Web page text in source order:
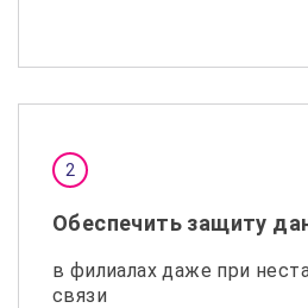
Обеспечить защиту
в филиалах даже при
связи